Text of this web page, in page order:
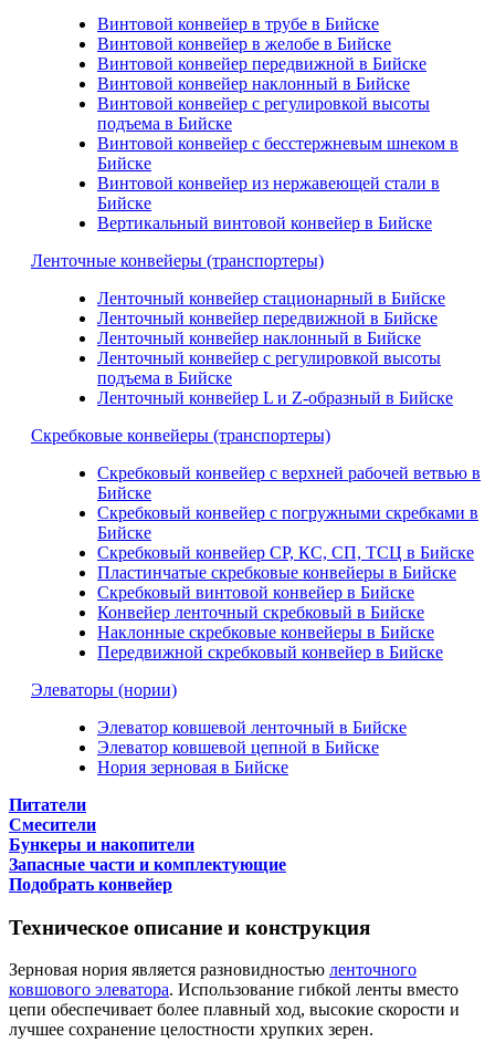
Винтовой конвейер в трубе в Бийске
Винтовой конвейер в желобе в Бийске
Винтовой конвейер передвижной в Бийске
Винтовой конвейер наклонный в Бийске
Винтовой конвейер с регулировкой высоты
подъема в Бийске
Винтовой конвейер с бесстержневым шнеком в
Бийске
Винтовой конвейер из нержавеющей стали в
Бийске
Вертикальный винтовой конвейер в Бийске
Ленточные конвейеры (транспортеры)
Ленточный конвейер стационарный в Бийске
Ленточный конвейер передвижной в Бийске
Ленточный конвейер наклонный в Бийске
Ленточный конвейер с регулировкой высоты
подъема в Бийске
Ленточный конвейер L и Z-образный в Бийске
Скребковые конвейеры (транспортеры)
Скребковый конвейер с верхней рабочей ветвью в
Бийске
Скребковый конвейер с погружными скребками в
Бийске
Скребковый конвейер СР, КС, СП, ТСЦ в Бийске
Пластинчатые скребковые конвейеры в Бийске
Скребковый винтовой конвейер в Бийске
Конвейер ленточный скребковый в Бийске
Наклонные скребковые конвейеры в Бийске
Передвижной скребковый конвейер в Бийске
Элеваторы (нории)
Элеватор ковшевой ленточный в Бийске
Элеватор ковшевой цепной в Бийске
Нория зерновая в Бийске
Питатели
Смесители
Бункеры и накопители
Запасные части и комплектующие
Подобрать конвейер
Техническое описание и конструкция
Зерновая нория является разновидностью ленточного
ковшового элеватора. Использование гибкой ленты вместо
цепи обеспечивает более плавный ход, высокие скорости и
лучшее сохранение целостности хрупких зерен.